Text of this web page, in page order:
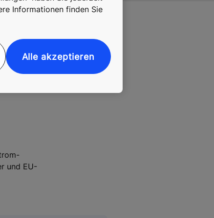
und EU-
Informationen finden Sie
Alle akzeptieren